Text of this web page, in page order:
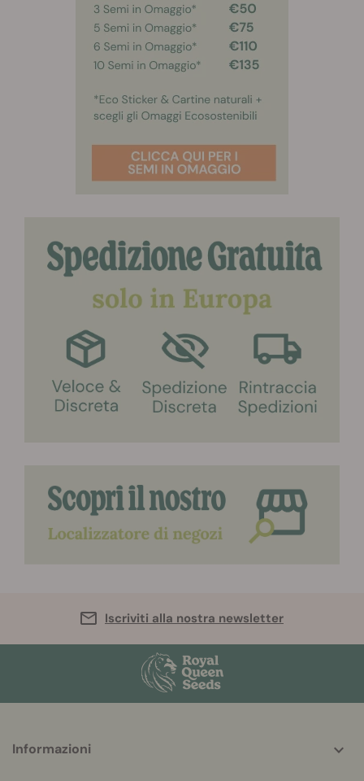
Iscriviti alla nostra newsletter
helpful
Informazioni